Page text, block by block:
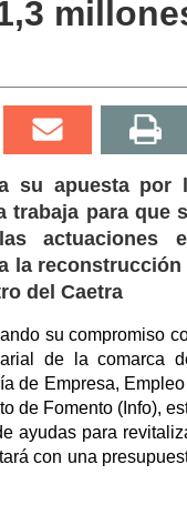
su apuesta por
trabaja para que
actuaciones
la reconstrucción
del Caetra
su compromiso
de la comarca
de Empresa,
de Fomento (Info),
ayudas para
con una